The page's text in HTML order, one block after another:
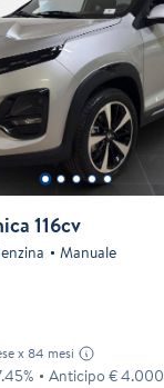
116cv
Manuale
x 84 mesi
Anticipo € 4.000